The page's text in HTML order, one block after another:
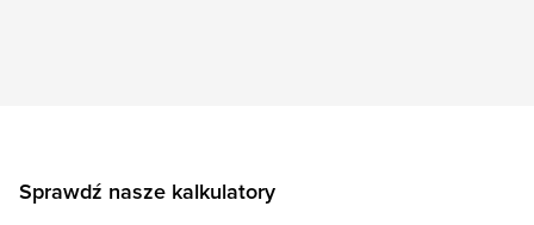
Sprawdź nasze kalkulatory